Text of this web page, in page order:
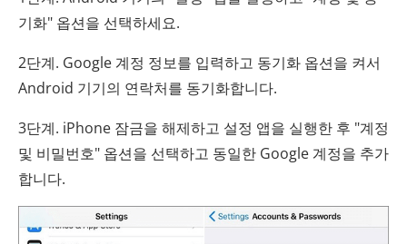
기화" 옵션을 선택하세요.
2단계. Google 계정 정보를 입력하고 동기화 옵션을 켜서
Android 기기의 연락처를 동기화합니다.
3단계. iPhone 잠금을 해제하고 설정 앱을 실행한 후 "계정
및 비밀번호" 옵션을 선택하고 동일한 Google 계정을 추가
합니다.